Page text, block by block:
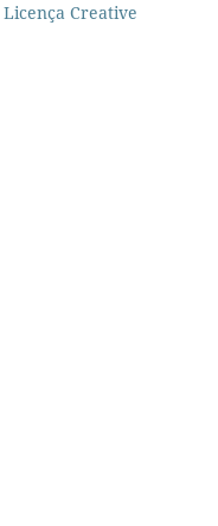
Licença Creative